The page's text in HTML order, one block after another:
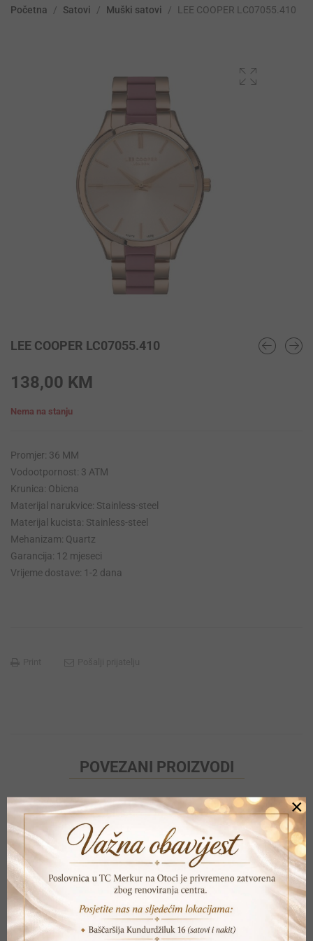
Početna / Satovi / Muški satovi / LEE COOPER LC07055.410
LEE COOPER LC07055.410
138,00 KM
Nema na stanju
Promjer: 36 MM
Vodootpornost: 3 ATM
Krunica: Obicna
Materijal narukvice: Stainless-steel
Materijal kucista: Stainless-steel
Mehanizam: Quartz
Garancija: 12 mjeseci
Vrijeme dostave: 1-2 dana
POVEZANI PROIZVODI
×